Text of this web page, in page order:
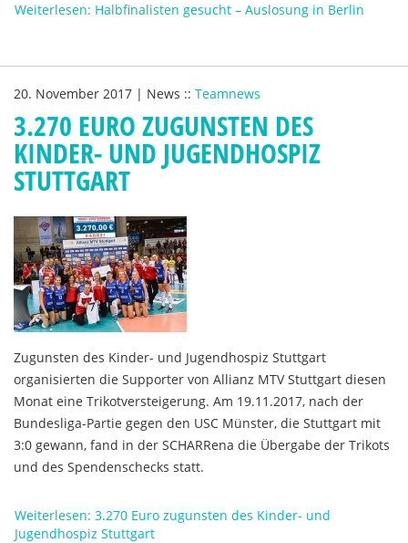
Weiterlesen: Halbfinalisten gesucht – Auslosung in Berlin
20. November 2017 | News :: Teamnews
3.270 EURO ZUGUNSTEN DES
KINDER- UND JUGENDHOSPIZ
STUTTGART
Zugunsten des Kinder- und Jugendhospiz Stuttgart
organisierten die Supporter von Allianz MTV Stuttgart diesen
Monat eine Trikotversteigerung. Am 19.11.2017, nach der
Bundesliga-Partie gegen den USC Münster, die Stuttgart mit
3:0 gewann, fand in der SCHARRena die Übergabe der Trikots
und des Spendenschecks statt.
Weiterlesen: 3.270 Euro zugunsten des Kinder- und
Jugendhospiz Stuttgart